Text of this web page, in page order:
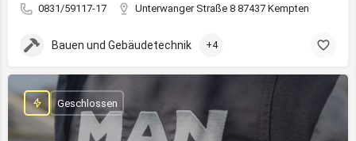
0831/59117-17 Unterwanger Straße 8 87437 Kempten
Bauen und Gebäudetechnik +4
Geschlossen